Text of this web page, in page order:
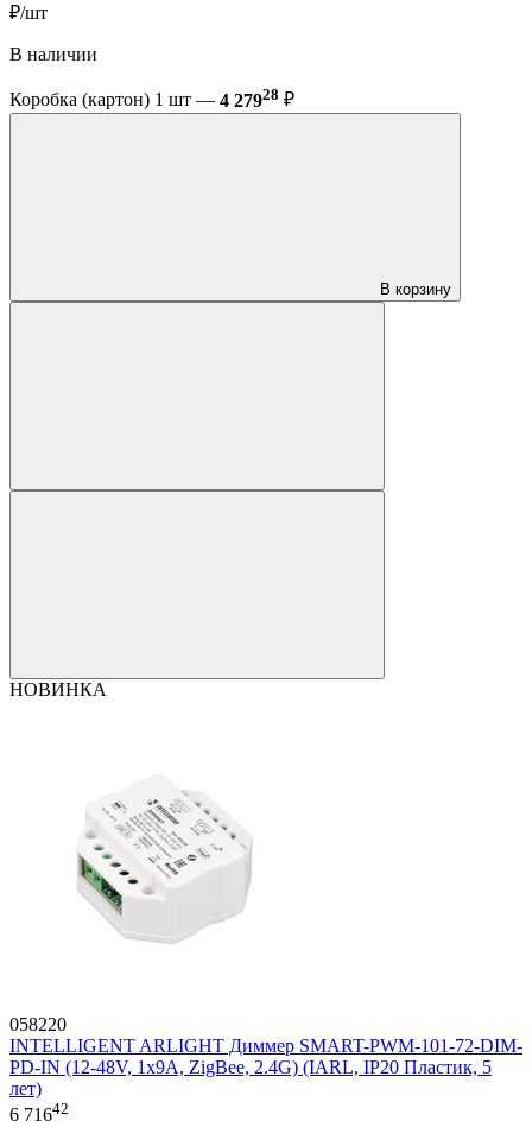
₽/шт
В наличии
Коробка (картон) 1 шт — 4 27928 ₽
В корзину
НОВИНКА
058220
INTELLIGENT ARLIGHT Диммер SMART-PWM-101-72-DIM-
PD-IN (12-48V, 1x9A, ZigBee, 2.4G) (IARL, IP20 Пластик, 5
лет)
6 71642